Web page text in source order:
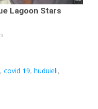
,covid 19,huduieli,